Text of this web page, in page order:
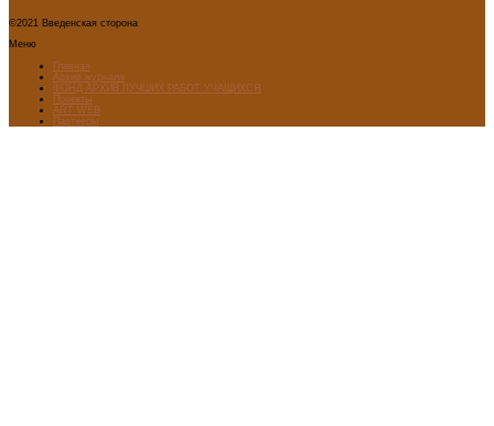
©2021 Введенская сторона
Меню
Главная
Архив журнала
ФОНД-АРХИВ ЛУЧШИХ РАБОТ УЧАЩИХСЯ
Проекты
ART WEB
Партнеры